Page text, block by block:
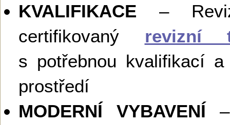
KVALIFIKACE –
certifikovaný revizní
s potřebnou kvalifikací
prostředí
MODERNÍ VYBAVENÍ